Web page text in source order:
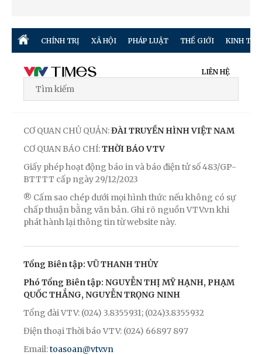
CHÍNH TRỊ XÃ HỘI PHÁP LUẬT THẾ GIỚI KINH TẾ
LIÊN HỆ
CƠ QUAN CHỦ QUẢN:ĐÀI TRUYỀN HÌNH VIỆT NAM
CƠ QUAN BÁO CHÍ:THỜI BÁO VTV
Giấy phép hoạt động báo in và báo điện tử số 483/GP-
BTTTT cấp ngày 29/12/2023
® Cấm sao chép dưới mọi hình thức nếu không có sự
chấp thuận bằng văn bản. Ghi rõ nguồn VTV.vn khi
phát hành lại thông tin từ website này.
Tổng Biên tập: VŨ THANH THỦY
Phó Tổng Biên tập: NGUYỄN THỊ MỸ HẠNH, PHẠM
QUỐC THẮNG, NGUYỄN TRỌNG NINH
Tổng đài VTV: (024) 3.8355931; (024)3.8355932
Điện thoại Thời báo VTV: (024) 66897 897
Email:toasoan@vtv.vn